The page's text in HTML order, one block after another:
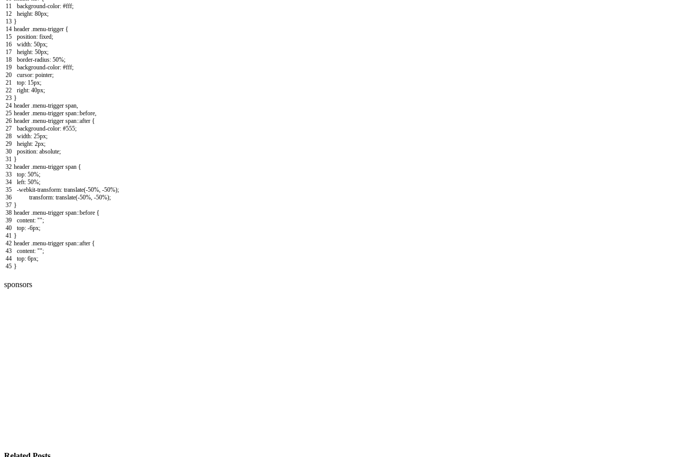
11
12
13
14
15
16
17
18
19
20
21
22
23
24
25
26
27
28
29
30
31
32
33
34
35
36
37
38
39
40
41
42
43
44
45
background-color: #fff;
height: 80px;
}
header .menu-trigger {
position: fixed;
width: 50px;
height: 50px;
border-radius: 50%;
background-color: #fff;
cursor: pointer;
top: 15px;
right: 40px;
}
header .menu-trigger span,
header .menu-trigger span::before,
header .menu-trigger span::after {
background-color: #555;
width: 25px;
height: 2px;
position: absolute;
}
header .menu-trigger span {
top: 50%;
left: 50%;
-webkit-transform: translate(-50%, -50%);
transform: translate(-50%, -50%);
}
header .menu-trigger span::before {
content: "";
top: -6px;
}
header .menu-trigger span::after {
content: "";
top: 6px;
}
sponsors